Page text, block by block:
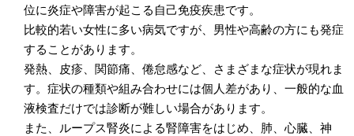
位に炎症や障害が起こる自己免疫疾患です。
比較的若い女性に多い病気ですが、男性や高齢の方にも発症
することがあります。
発熱、皮疹、関節痛、倦怠感など、さまざまな症状が現れま
す。症状の種類や組み合わせには個人差があり、一般的な血
液検査だけでは診断が難しい場合があります。
また、ループス腎炎による腎障害をはじめ、肺、心臓、神